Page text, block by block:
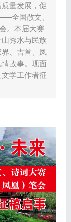
量发展，促
全国散文、
。本届大赛
秀水与民族
、吉首、凤
故事。现面
学工作者征